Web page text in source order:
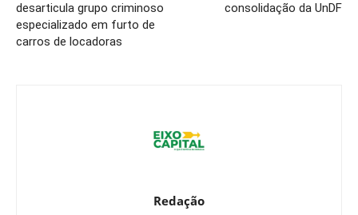
desarticula grupo criminoso
especializado em furto de
carros de locadoras
consolidação da UnDF
Redação